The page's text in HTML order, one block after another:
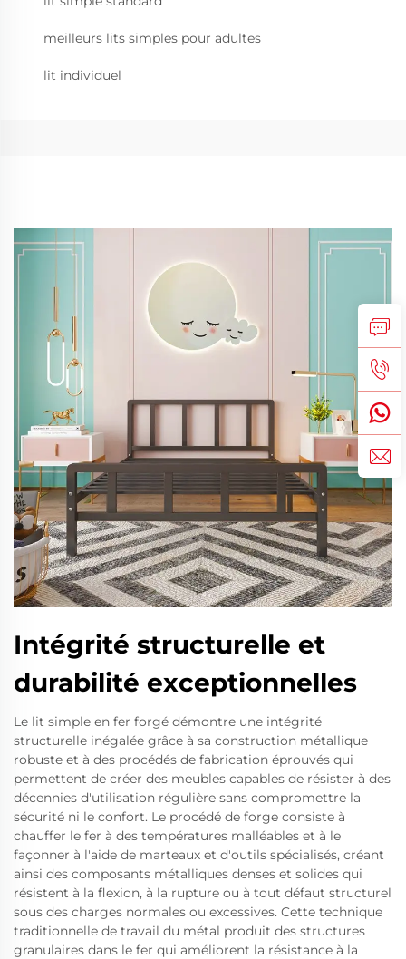
meilleurs lits simples pour adultes
lit individuel
Intégrité structurelle et
durabilité exceptionnelles
Le lit simple en fer forgé démontre une intégrité
structurelle inégalée grâce à sa construction métallique
robuste et à des procédés de fabrication éprouvés qui
permettent de créer des meubles capables de résister à des
décennies d'utilisation régulière sans compromettre la
sécurité ni le confort. Le procédé de forge consiste à
chauffer le fer à des températures malléables et à le
façonner à l'aide de marteaux et d'outils spécialisés, créant
ainsi des composants métalliques denses et solides qui
résistent à la flexion, à la rupture ou à tout défaut structurel
sous des charges normales ou excessives. Cette technique
traditionnelle de travail du métal produit des structures
granulaires dans le fer qui améliorent la résistance à la